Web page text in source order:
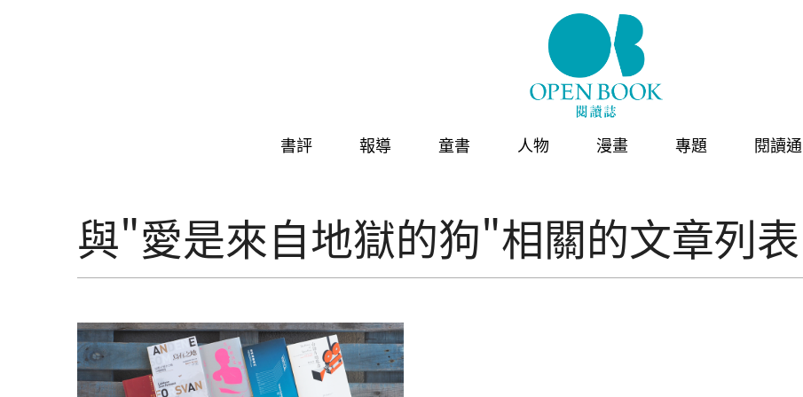
書評 報導 童書 人物 漫畫 專題 閱讀通
與"愛是來自地獄的狗"相關的文章列表